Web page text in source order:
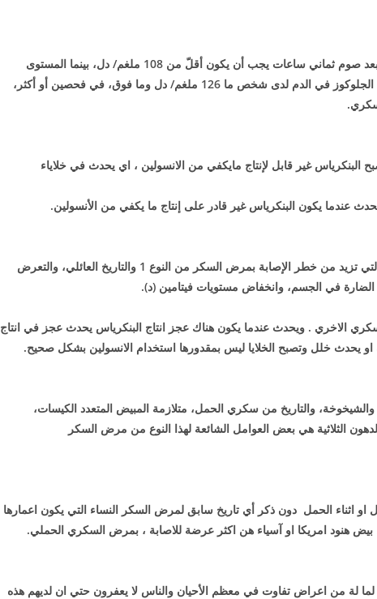
المعروف إن المستوى السليم للسكر في الدم بعد صوم ثماني ساعات يجب أن يكون أقلّ من 108 ملغم/ دل، بينما المستوى
الحدودي هو 126 ملغم/ دل. أما إذا كان مستوى الجلوكوز في الدم لدى شخص ما 126 ملغم/ دل وما فوق، في فحصين أو أكثر،
غير قابل لإنتاج مايكفي من الانسولين ، اي يحدث في خلاياء
عندما يكون البنكرياس غير قادر على إنتاج ما يكفي من الأنسولين.
وهو يعتبر أحد أمراض المناعة الذاتية. العوامل التي تزيد من خطر الإصابة بمرض السكر من النوع 1 والتاريخ العائلي، والتعرض
الضارة في الجسم، وانخفاض مستويات فيتامين (د).
الاخري . ويحدث عندما يكون هناك عجز انتاج البنكرياس يحدث عجز في انتاج
او يحدث خلل وتصبح الخلايا ليس بمقدورها استخدام الانسولين بشكل صحيح.
والشيخوخة، والتاريخ من سكري الحمل، متلازمة المبيض المتعدد الكيسات،
الثلاثية هي بعض العوامل الشائعة لهذا النوع من مرض السكر
اثناء الحمل دون ذكر أي تاريخ سابق لمرض السكر النساء التي يكون اعمارها
لة من اعراض تفاوت في معظم الأحيان والناس لا يعفرون حتي ان لديهم هذه